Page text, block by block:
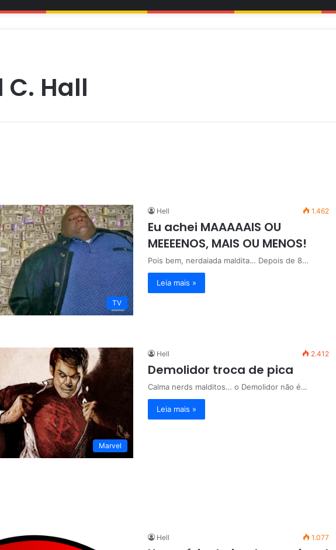
Hall
TV
Hell 1.462
Eu achei MAAAAAIS OU
MEEEENOS, MAIS OU MENOS!
Pois bem, nerdaiada maldita… Depois de 8…
Leia mais »
Marvel
Hell 2.412
Demolidor troca de pica
Calma nerds malditos… o Demolidor não é…
Leia mais »
Hell 1.077